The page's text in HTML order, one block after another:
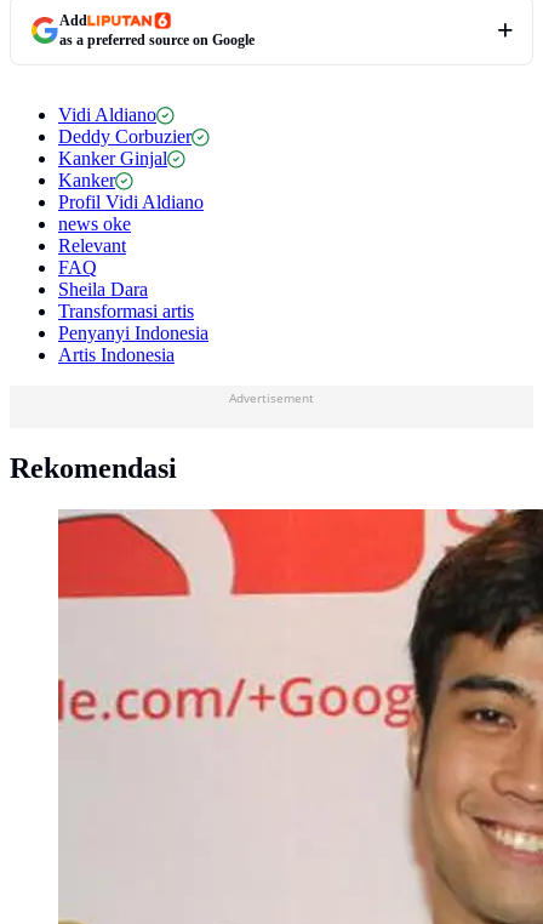
Add
as a preferred source on Google
Vidi Aldiano
Deddy Corbuzier
Kanker Ginjal
Kanker
Profil Vidi Aldiano
news oke
Relevant
FAQ
Sheila Dara
Transformasi artis
Penyanyi Indonesia
Artis Indonesia
Advertisement
Rekomendasi